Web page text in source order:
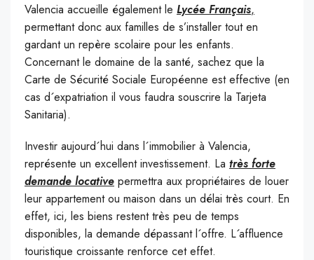
Valencia accueille également le Lycée Français,
permettant donc aux familles de s’installer tout en
gardant un repère scolaire pour les enfants.
Concernant le domaine de la santé, sachez que la
Carte de Sécurité Sociale Européenne est effective (en
cas d´expatriation il vous faudra souscrire la Tarjeta
Sanitaria).
Investir aujourd´hui dans l´immobilier à Valencia,
représente un excellent investissement. La très forte
demande locative permettra aux propriétaires de louer
leur appartement ou maison dans un délai très court. En
effet, ici, les biens restent très peu de temps
disponibles, la demande dépassant l´offre. L´affluence
touristique croissante renforce cet effet.